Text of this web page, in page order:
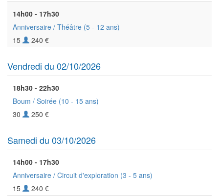
14h00 - 17h30
Anniversaire / Théâtre (5 - 12 ans)
15
240 €
Vendredi du 02/10/2026
18h30 - 22h30
Boum / Soirée (10 - 15 ans)
30
250 €
Samedi du 03/10/2026
14h00 - 17h30
Anniversaire / Circuit d'exploration (3 - 5 ans)
15
240 €